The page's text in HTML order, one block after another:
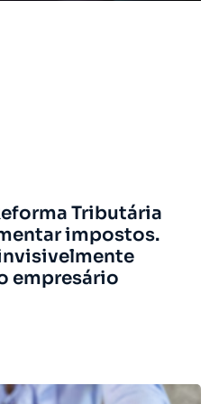
Tributária
impostos.
empresário